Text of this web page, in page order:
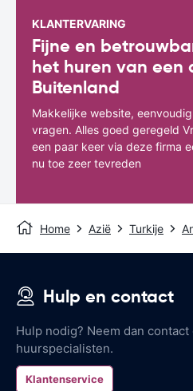
KLANTERVARING
Fijne en
het huren van een
Buitenland
Makkelijke website,
vragen. Alles goed geregeld
een paar keer via deze firma
nu toe zeer tevreden
Home Azië Turkije
Hulp en contact
Hulp nodig? Neem dan
huurspecialisten.
Klantenservice